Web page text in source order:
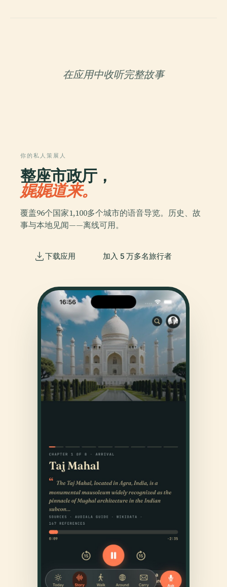
在应用中收听完整故事
你的私人策展人
整座市政厅，
娓娓道来。
覆盖96个国家1,100多个城市的语音导览。历史、故
事与本地见闻——离线可用。
下载应用 加入 5 万多名旅行者